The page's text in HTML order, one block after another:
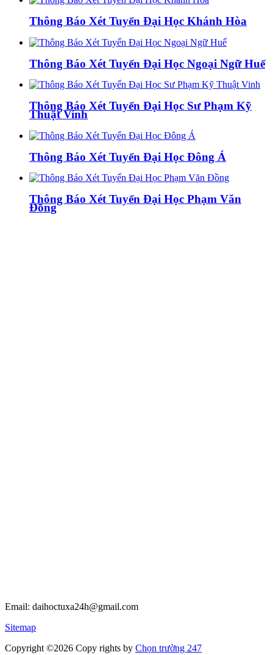
Thông Báo Xét Tuyển Đại Học Khánh Hòa
Thông Báo Xét Tuyển Đại Học Ngoại Ngữ Huế
Thông Báo Xét Tuyển Đại Học Sư Phạm Kỹ
Thuật Vinh
Thông Báo Xét Tuyển Đại Học Đông Á
Thông Báo Xét Tuyển Đại Học Phạm Văn
Đồng
Email: daihoctuxa24h@gmail.com
Sitemap
Copyright ©2026 Copy rights by Chọn trường 247